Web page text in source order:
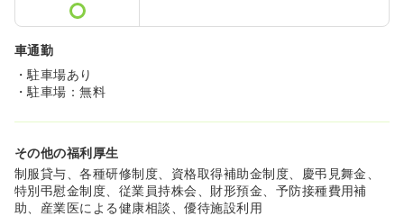
車通勤
・駐車場あり
・駐車場：無料
その他の福利厚生
制服貸与、各種研修制度、資格取得補助金制度、慶弔見舞金、
特別弔慰金制度、従業員持株会、財形預金、予防接種費用補
助、産業医による健康相談、優待施設利用